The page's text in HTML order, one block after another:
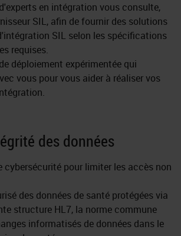
en intégration vous consulte,
SIL, afin de fournir des solutions
SIL selon les spécifications
requises.
déploiement expérimentée qui
vous pour vous aider à réaliser vos
des données
cybersécurité pour limiter les accès non
des données de santé protégées via
structure HL7, la norme commune
informatisés de données dans le